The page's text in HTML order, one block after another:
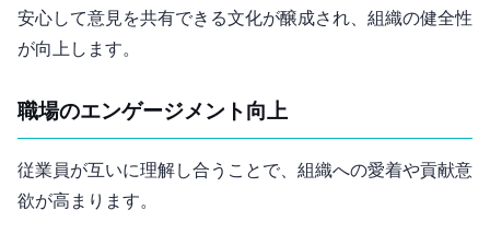
安心して意見を共有できる文化が醸成され、組織の健全性
が向上します。
職場のエンゲージメント向上
従業員が互いに理解し合うことで、組織への愛着や貢献意
欲が高まります。